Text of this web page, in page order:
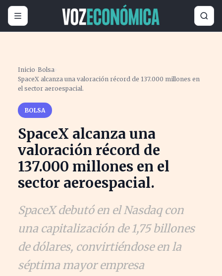
Inicio ›Bolsa›
SpaceX alcanza una valoración récord de 137.000 millones en
el sector aeroespacial.
BOLSA
SpaceX alcanza una
valoración récord de
137.000 millones en el
sector aeroespacial.
SpaceX debutó en el Nasdaq con
una capitalización de 1,75 billones
de dólares, convirtiéndose en la
séptima mayor empresa